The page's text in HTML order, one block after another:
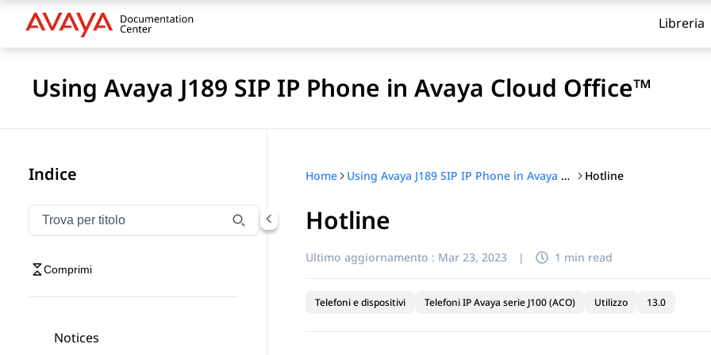
Libreria
Using Avaya J189 SIP IP Phone in Avaya Cloud Office™
Indice
Filtra la navigazione per titolo
Digitare per filtrare gli elementi di navigazione per titolo
Comprimi
Notices
Home Using Avaya J189 SIP IP Phone in Avaya Cloud Office™ Hotline
Hotline
Ultimo aggiornamento : Mar 23, 2023 | 1 min read
Telefoni e dispositivi Telefoni IP Avaya serie J100 (ACO) Utilizzo 13.0